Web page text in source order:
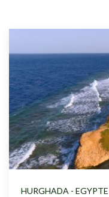
HURGHADA - EGYPTE